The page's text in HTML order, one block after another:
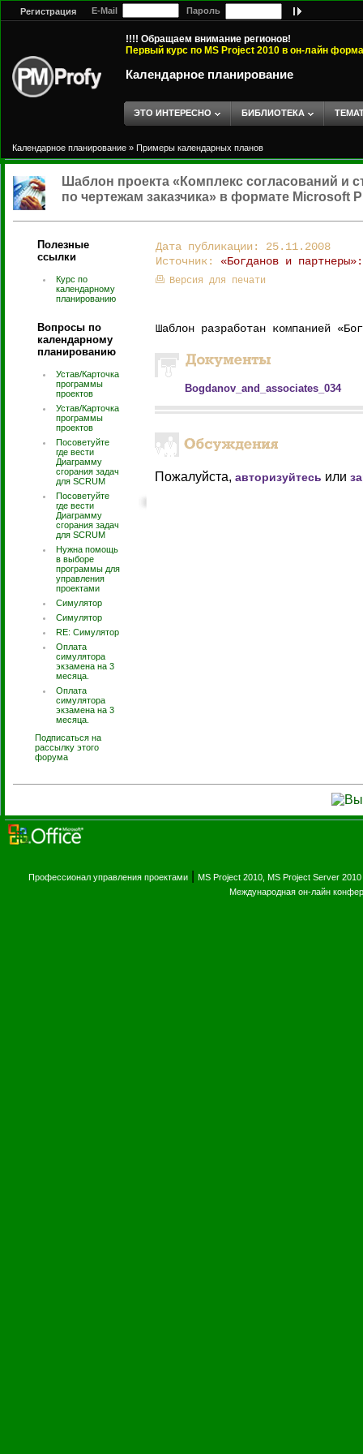
Регистрация E-Mail Пароль
!!!! Обращаем внимание регионов!
Первый курс по MS Project 2010 в он-лайн
Календарное планирование
ЭТО ИНТЕРЕСНО БИБЛИОТЕКА
Календарное планирование » Примеры календарных планов
Шаблон проекта «Комплекс согласований и
по чертежам заказчика» в формате Microsoft
Полезные
ссылки
Курс по
календарному
планированию
Вопросы по
календарному
планированию
Устав/Карточка
программы
проектов
Устав/Карточка
программы
проектов
Посоветуйте
где вести
Диаграмму
сгорания задач
для SCRUM
Посоветуйте
где вести
Диаграмму
сгорания задач
для SCRUM
Нужна помощь
в выборе
программы для
управления
проектами
Симулятор
Симулятор
RE: Симулятор
Оплата
симулятора
экзамена на 3
месяца.
Оплата
симулятора
экзамена на 3
месяца.
Подписаться на
рассылку этого
форума
Дата публикации: 25.11.2008
Источник: «Богданов и
Версия для печати
Шаблон разработан компанией
Bogdanov_and_associates_034
Пожалуйста, авторизуйтесь или
Профессионал управления проектами MS Project 2010, MS Project Server 2010
Международная он-лайн